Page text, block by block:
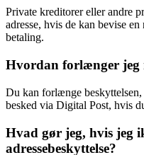
Private kreditorer eller andre
adresse, hvis de kan bevise
betaling.
Hvordan forlænger jeg
Du kan forlænge
besked via Digital Post, hvis
Hvad gør jeg, hvis jeg
adressebeskyttelse?